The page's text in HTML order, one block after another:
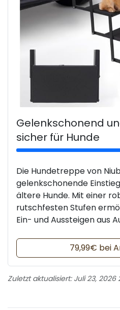
Gelenkschonend
sicher für Hunde
Die Hundetreppe von
gelenkschonende
ältere Hunde. Mit einer
rutschfesten Stufen
Ein- und Aussteigen aus
79,99€ bei
Zuletzt aktualisiert: Juli 23, 2026